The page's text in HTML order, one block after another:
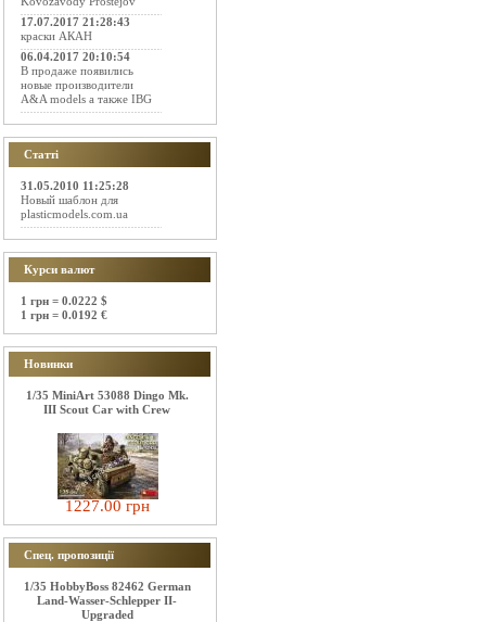
17.07.2017 21:28:43
краски АКАН
06.04.2017 20:10:54
В продаже появились
новые производители
A&A models а также IBG
Статті
31.05.2010 11:25:28
Новый шаблон для
plasticmodels.com.ua
Курси валют
1 грн = 0.0222 $
1 грн = 0.0192 €
Новинки
1/35 MiniArt 53088 Dingo Mk.
III Scout Car with Crew
1227.00 грн
Спец. пропозиції
1/35 HobbyBoss 82462 German
Land-Wasser-Schlepper II-
Upgraded